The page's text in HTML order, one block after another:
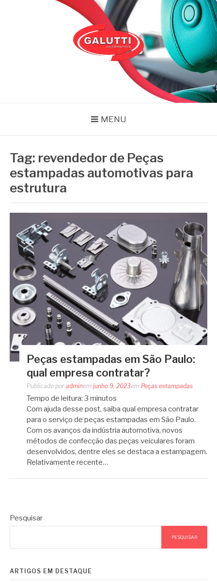
MENU
Tag: revendedor de Peças
estampadas automotivas para
estrutura
Peças estampadas em São Paulo:
qual empresa contratar?
Publicado por adminem junho 9, 2023em Peças estampadas
Tempo de leitura: 3 minutos
Com ajuda desse post, saiba qual empresa contratar
para o serviço de peças estampadas em São Paulo.
Com os avanços da indústria automotiva, novos
métodos de confecção das peças veiculares foram
desenvolvidos, dentre eles se destaca a estampagem.
Relativamente recente…
Pesquisar
PESQUISAR
ARTIGOS EM DESTAQUE